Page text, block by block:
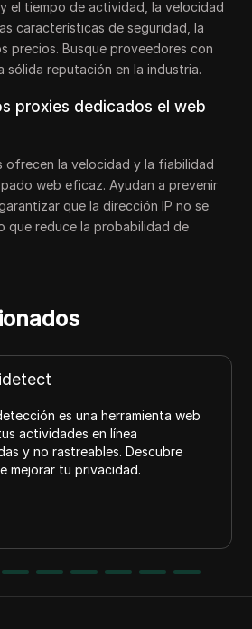
el tiempo de actividad, la velocidad
características de seguridad, la
precios. Busque proveedores con
sólida reputación en la industria.
proxies dedicados el web
ofrecen la velocidad y la fiabilidad
web eficaz. Ayudan a prevenir
que la dirección IP no se
que reduce la probabilidad de
es una herramienta web
actividades en línea
y no rastreables. Descubre
mejorar tu privacidad.